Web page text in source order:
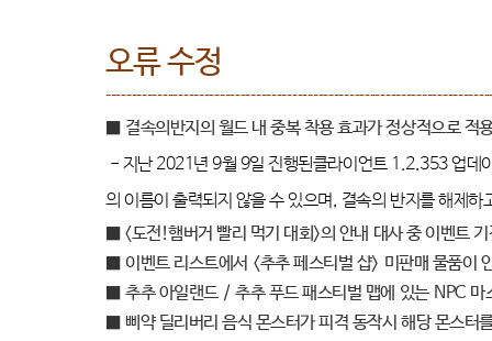
오류 수정
■ 결속의반지의 월드 내 중복 착용 효과가 정상적으로 적
- 지난2021년 9월 9일 진행된클라이언트1.2.353업데
의 이름이 출력되지 않을 수 있으며, 결속의 반지를 해제하
■ <도전!햄버거 빨리 먹기 대회>의 안내 대사 중 이벤트
■이벤트 리스트에서 <추추 페스티벌 샵> 미판매 물품이
■추추 아일랜드/추추 푸드 패스티벌 맵에 있는NPC 마
■ 삐약 딜리버리 음식 몬스터가 피격 동작시 해당 몬스터